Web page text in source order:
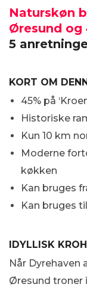
Naturskøn
Øresund og
5
KORT OM
45% på
Historiske
Kun 10 km
Moderne
køkken
Kan bruges
Kan bruges
IDYLLISK
Når Dyrehaven
Øresund troner